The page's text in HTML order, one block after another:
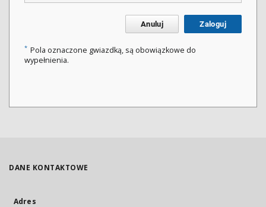
Anuluj Zaloguj
* Pola oznaczone gwiazdką, są obowiązkowe do
wypełnienia.
DANE KONTAKTOWE
Adres